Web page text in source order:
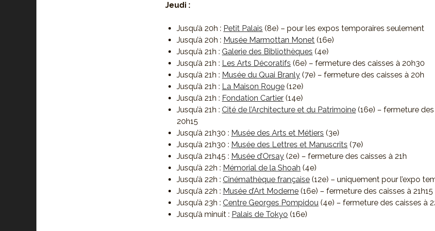
Jeudi :
Jusqu’à 20h : Petit Palais (8e) – pour les expos temporaires seulement
Jusqu’à 20h : Musée Marmottan Monet (16e)
Jusqu’à 21h : Galerie des Bibliothèques (4e)
Jusqu’à 21h : Les Arts Décoratifs (6e) – fermeture des caisses à 20h30
Jusqu’à 21h : Musée du Quai Branly (7e) – fermeture des caisses à 20h
Jusqu’à 21h : La Maison Rouge (12e)
Jusqu’à 21h : Fondation Cartier (14e)
Jusqu’à 21h :Cité de l’Architecture et du Patrimoine (16e) – fermeture
20h15
Jusqu’à 21h30 : Musée des Arts et Métiers (3e)
Jusqu’à 21h30 : Musée des Lettres et Manuscrits (7e)
Jusqu’à 21h45 : Musée d’Orsay (2e) – fermeture des caisses à 21h
Jusqu’à 22h : Mémorial de la Shoah (4e)
Jusqu’à 22h :Cinémathèque française (12e) – uniquement pour l’expo
Jusqu’à 22h : Musée d’Art Moderne (16e) – fermeture des caisses à 21h15
Jusqu’à 23h :Centre Georges Pompidou (4e) – fermeture des caisses à
Jusqu’à minuit : Palais de Tokyo (16e)